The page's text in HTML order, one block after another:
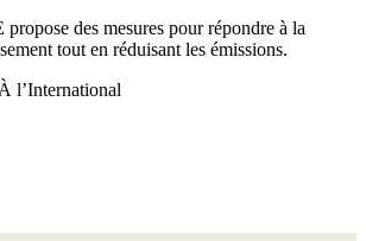
des mesures pour répondre à la
tout en réduisant les émissions.
l’International